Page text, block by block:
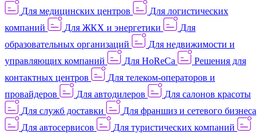
Для медицинских центров
Для логистических
компаний
Для ЖКХ и энергетики
Для
образовательных организаций
Для недвижимости и
управляющих компаний
Для HoReCa
Решения для
контактных центров
Для телеком-операторов и
провайдеров
Для автодилеров
Для салонов красоты
Для служб доставки
Для франшиз и сетевого бизнеса
Для автосервисов
Для туристических компаний